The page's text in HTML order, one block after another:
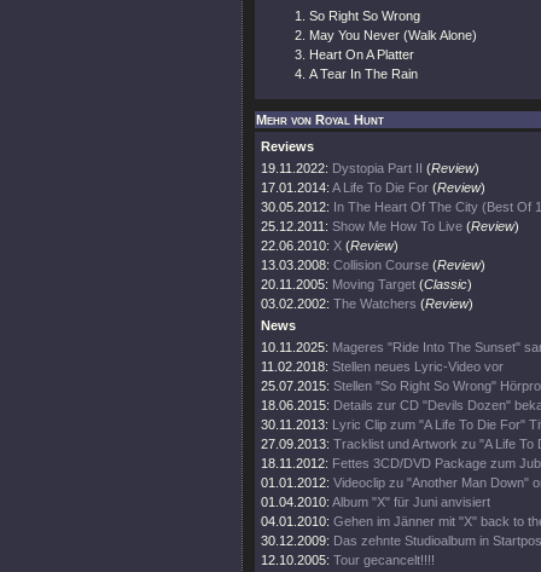
So Right So Wrong
May You Never (Walk Alone)
Heart On A Platter
A Tear In The Rain
Mehr von Royal Hunt
Reviews
19.11.2022: Dystopia Part II (Review)
17.01.2014: A Life To Die For (Review)
30.05.2012: In The Heart Of The City (Best Of
25.12.2011: Show Me How To Live (Review)
22.06.2010: X (Review)
13.03.2008: Collision Course (Review)
20.11.2005: Moving Target (Classic)
03.02.2002: The Watchers (Review)
News
10.11.2025: Mageres "Ride Into The Sunset"
11.02.2018: Stellen neues Lyric-Video vor
25.07.2015: Stellen "So Right So Wrong"
18.06.2015: Details zur CD "Devils Dozen"
30.11.2013: Lyric Clip zum "A Life To Die For"
27.09.2013: Tracklist und Artwork zu "A Life To
18.11.2012: Fettes 3CD/DVD Package zum
01.01.2012: Videoclip zu "Another Man Down"
01.04.2010: Album "X" für Juni anvisiert
04.01.2010: Gehen im Jänner mit "X" back to
30.12.2009: Das zehnte Studioalbum in
12.10.2005: Tour gecancelt!!!!